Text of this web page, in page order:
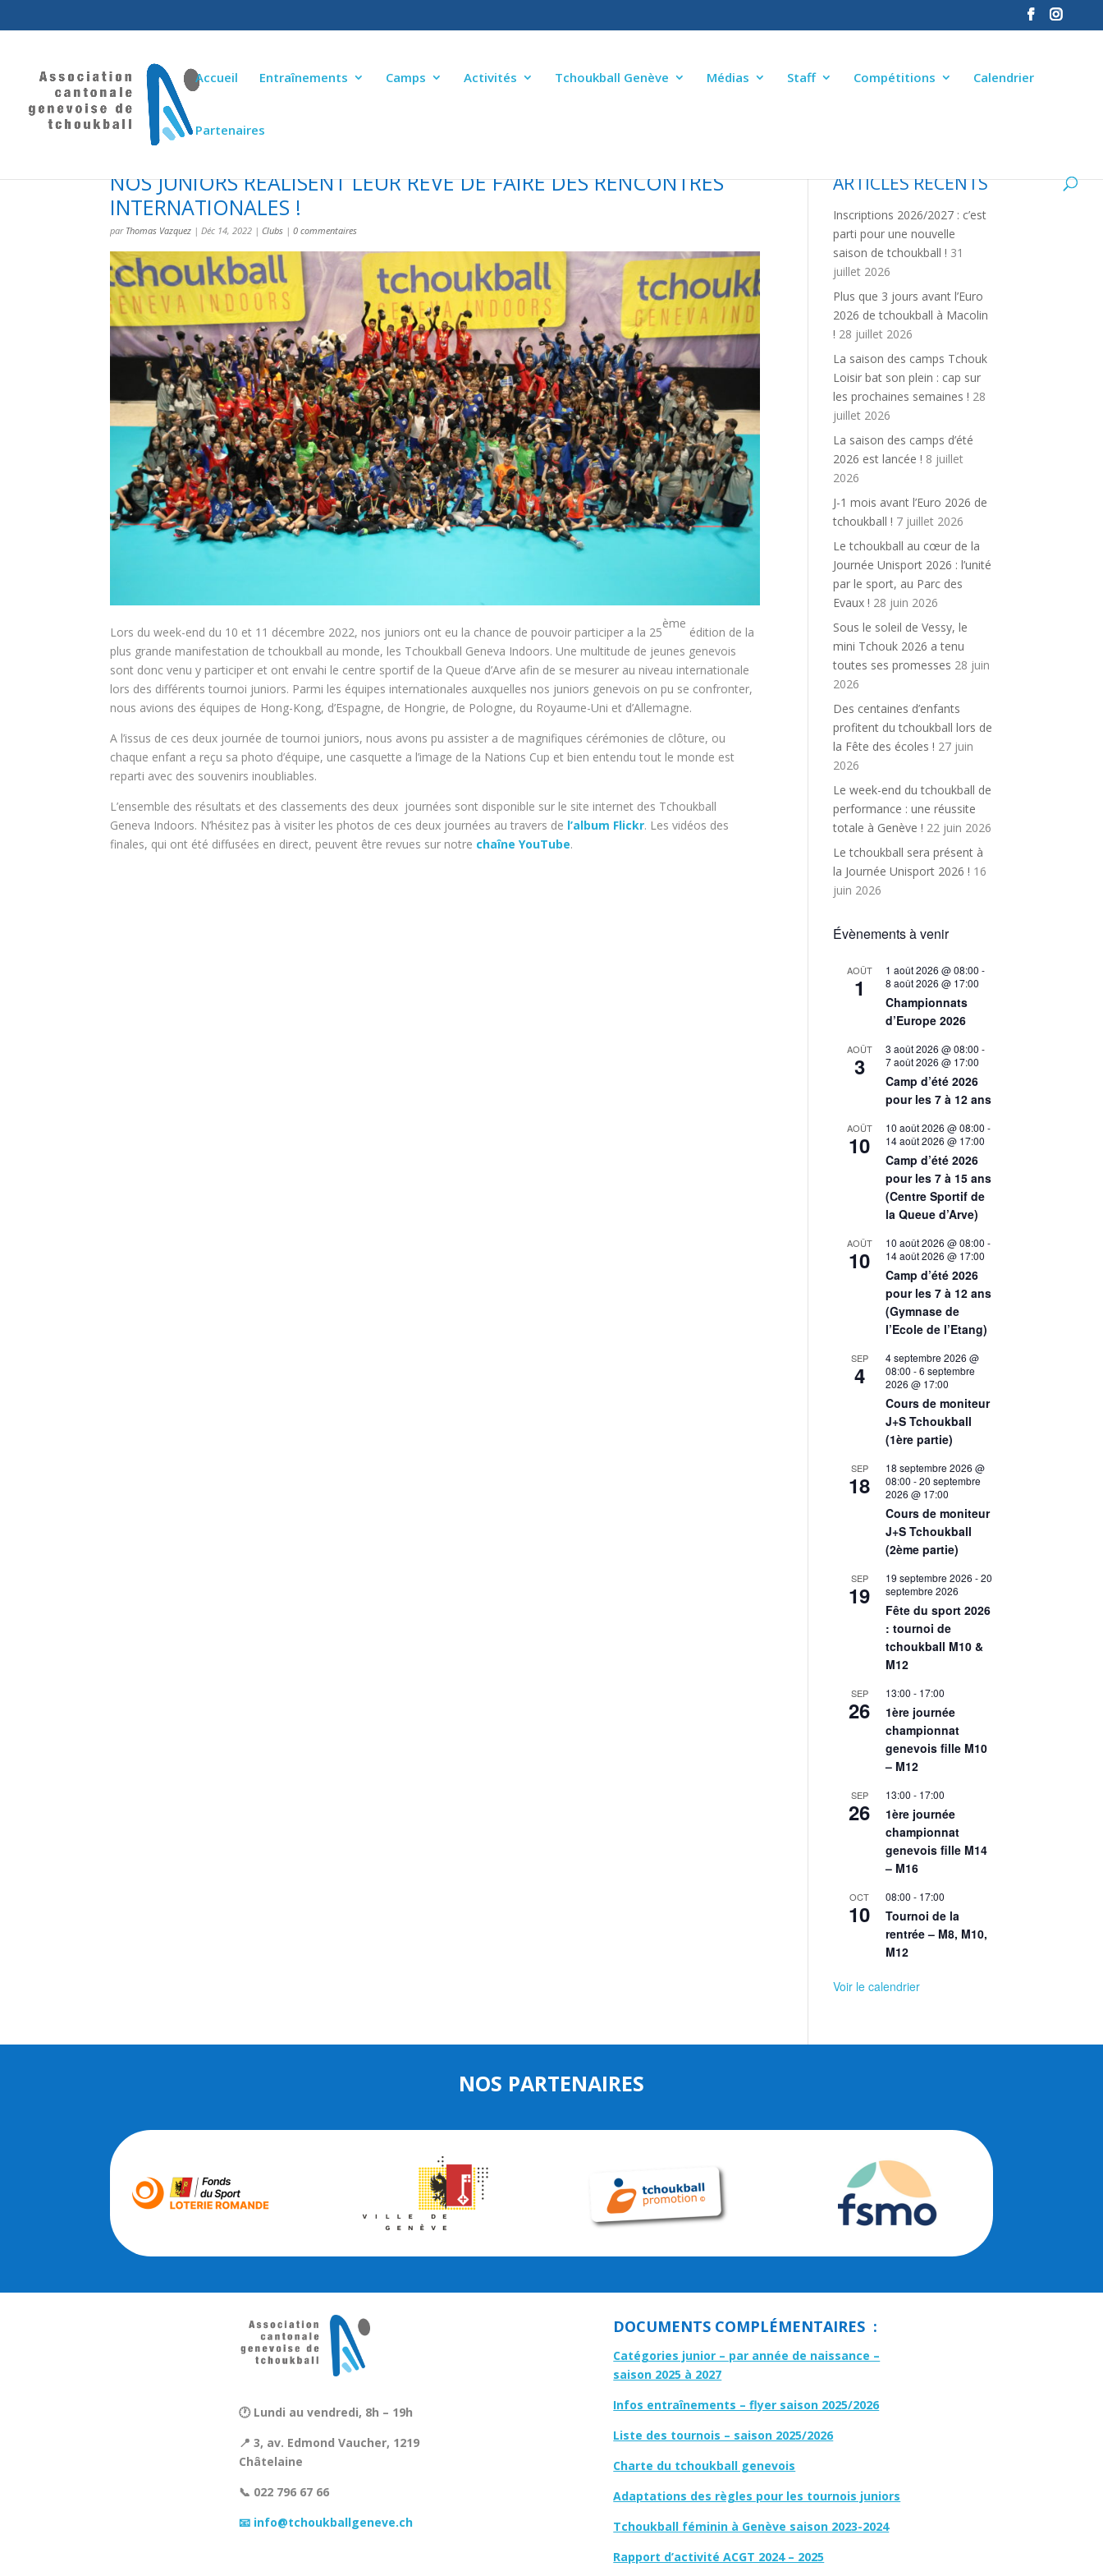
Accueil Entraînements Camps Activités Tchoukball Genève Médias Staff Compétitions Calendrier
Partenaires
NOS JUNIORS RÉALISENT LEUR RÊVE DE FAIRE DES RENCONTRES
INTERNATIONALES !
par Thomas Vazquez |Déc 14, 2022 | Clubs |0 commentaires
Lors du week-end du 10 et 11 décembre 2022, nos juniors ont eu la chance de pouvoir participer a la 25
ème
édition de la
plus grande manifestation de tchoukball au monde, les Tchoukball Geneva Indoors. Une multitude de jeunes genevois
sont donc venu y participer et ont envahi le centre sportif de la Queue d’Arve afin de se mesurer au niveau internationale
lors des différents tournoi juniors. Parmi les équipes internationales auxquelles nos juniors genevois on pu se confronter,
nous avions des équipes de Hong-Kong, d’Espagne, de Hongrie, de Pologne, du Royaume-Uni et d’Allemagne.
A l’issus de ces deux journée de tournoi juniors, nous avons pu assister a de magnifiques cérémonies de clôture, ou
chaque enfant a reçu sa photo d’équipe, une casquette a l’image de la Nations Cup et bien entendu tout le monde est
reparti avec des souvenirs inoubliables.
L’ensemble des résultats et des classements des deux journées sont disponible sur le site internet des Tchoukball
Geneva Indoors. N’hésitez pas à visiter les photos de ces deux journées au travers de l’album Flickr. Les vidéos des
finales, qui ont été diffusées en direct, peuvent être revues sur notre chaîne YouTube.
ARTICLES RÉCENTS
Inscriptions 2026/2027 : c’est
parti pour une nouvelle
saison de tchoukball ! 31
juillet 2026
Plus que 3 jours avant l’Euro
2026 de tchoukball à Macolin
! 28 juillet 2026
La saison des camps Tchouk
Loisir bat son plein : cap sur
les prochaines semaines ! 28
juillet 2026
La saison des camps d’été
2026 est lancée ! 8 juillet
2026
J-1 mois avant l’Euro 2026 de
tchoukball ! 7 juillet 2026
Le tchoukball au cœur de la
Journée Unisport 2026 : l’unité
par le sport, au Parc des
Evaux ! 28 juin 2026
Sous le soleil de Vessy, le
mini Tchouk 2026 a tenu
toutes ses promesses 28 juin
2026
Des centaines d’enfants
profitent du tchoukball lors de
la Fête des écoles ! 27 juin
2026
Le week-end du tchoukball de
performance : une réussite
totale à Genève ! 22 juin 2026
Le tchoukball sera présent à
la Journée Unisport 2026 ! 16
juin 2026
Évènements à venir
AOÛT
1
1 août 2026 @ 08:00 -
8 août 2026 @ 17:00
Championnats
d’Europe 2026
AOÛT
3
3 août 2026 @ 08:00 -
7 août 2026 @ 17:00
Camp d’été 2026
pour les 7 à 12 ans
AOÛT
10
10 août 2026 @ 08:00 -
14 août 2026 @ 17:00
Camp d’été 2026
pour les 7 à 15 ans
(Centre Sportif de
la Queue d’Arve)
AOÛT
10
10 août 2026 @ 08:00 -
14 août 2026 @ 17:00
Camp d’été 2026
pour les 7 à 12 ans
(Gymnase de
l’Ecole de l’Etang)
SEP
4
4 septembre 2026 @
08:00 -6 septembre
2026 @ 17:00
Cours de moniteur
J+S Tchoukball
(1ère partie)
SEP
18
18 septembre 2026 @
08:00 -20 septembre
2026 @ 17:00
Cours de moniteur
J+S Tchoukball
(2ème partie)
SEP
19
19 septembre 2026 -20
septembre 2026
Fête du sport 2026
: tournoi de
tchoukball M10 &
M12
SEP
26
13:00 - 17:00
1ère journée
championnat
genevois fille M10
– M12
SEP
26
13:00 - 17:00
1ère journée
championnat
genevois fille M14
– M16
OCT
10
08:00 - 17:00
Tournoi de la
rentrée – M8, M10,
M12
Voir le calendrier
NOS PARTENAIRES
🕐 Lundi au vendredi, 8h – 19h
📍 3, av. Edmond Vaucher, 1219
Châtelaine
📞 022 796 67 66
📧 info@tchoukballgeneve.ch
DOCUMENTS COMPLÉMENTAIRES :
Catégories junior – par année de naissance –
saison 2025 à 2027
Infos entraînements – flyer saison 2025/2026
Liste des tournois – saison 2025/2026
Charte du tchoukball genevois
Adaptations des règles pour les tournois juniors
Tchoukball féminin à Genève saison 2023-2024
Rapport d’activité ACGT 2024 – 2025